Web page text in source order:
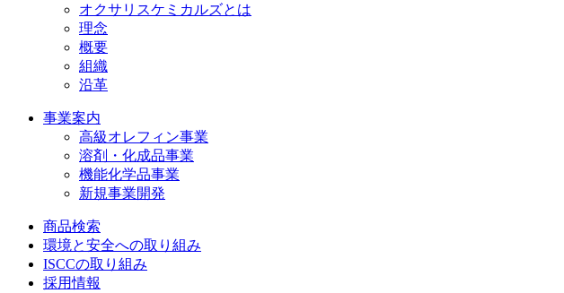
オクサリスケミカルズとは
理念
概要
組織
沿革
事業案内
高級オレフィン事業
溶剤・化成品事業
機能化学品事業
新規事業開発
商品検索
環境と安全への取り組み
ISCCの取り組み
採用情報